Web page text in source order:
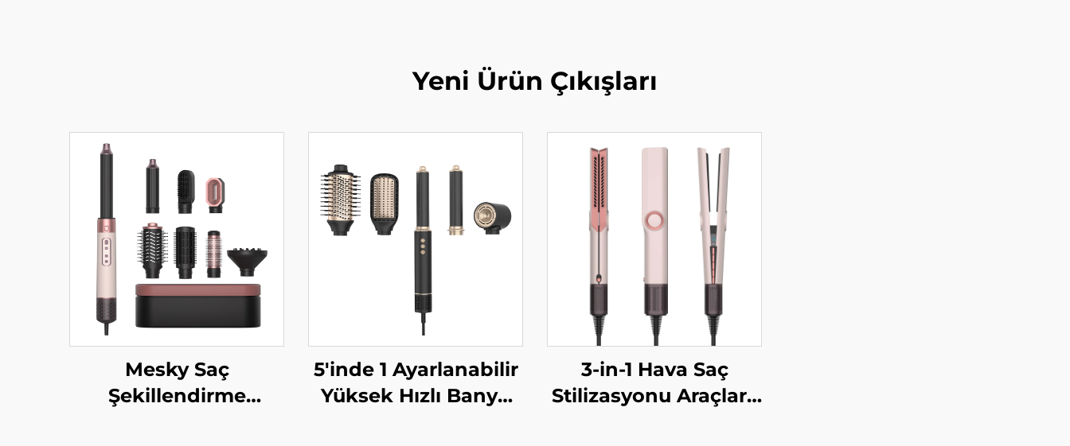
Yeni Ürün Çıkışları
Mesky Saç
Şekillendirme
5'inde 1 Ayarlanabilir
Yüksek Hızlı Banyo
3-in-1 Hava Saç
Stilizasyonu Araçları,